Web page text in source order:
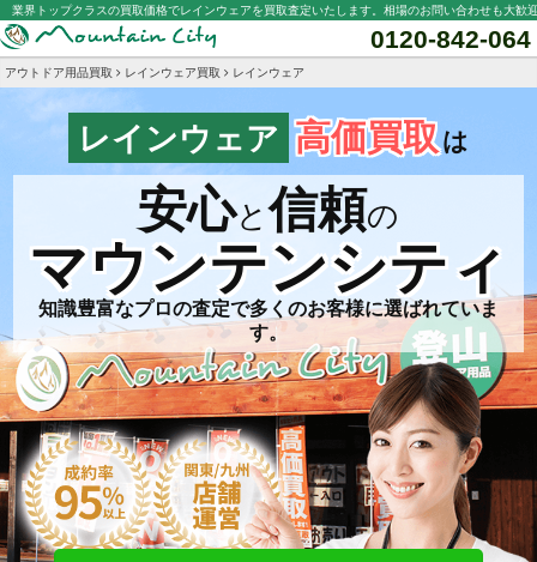
業界トップクラスの買取価格でレインウェアを買取査定いたします。相場のお問い合わせも大歓
0120-842-064
アウトドア用品買取 レインウェア買取 レインウェア
レインウェア 高価買取は
安心と信頼の
マウンテンシティ
知識豊富なプロの査定で多くのお客様に選ばれていま
す。